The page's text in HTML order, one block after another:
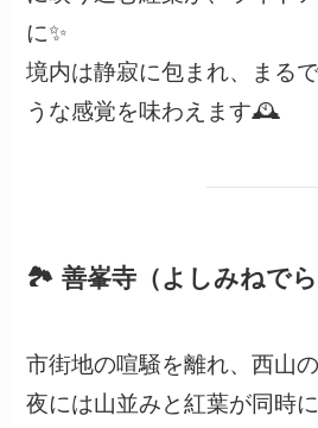
に✨
境内は静寂に包まれ、まる
うな感覚を味わえます🕰
🏞 善峯寺（よしみねでら
市街地の喧騒を離れ、西山
夜には山並みと紅葉が同時